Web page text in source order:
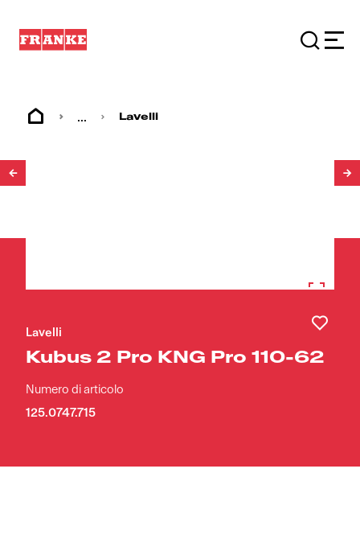
... Lavelli
Lavelli
Kubus 2 Pro KNG Pro 110-62
Numero di articolo
125.0747.715